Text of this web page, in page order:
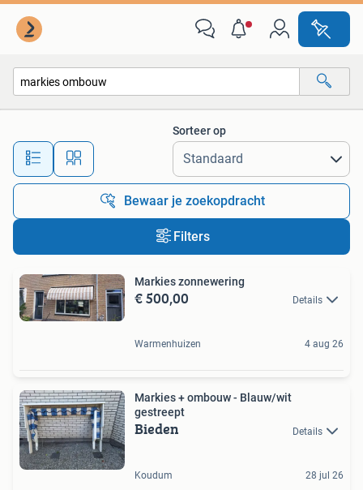
Alle afstanden…
Sorteer op
Bewaar je zoekopdracht
Filters
Markies zonnewering
€ 500,00 Details
Warmenhuizen 4 aug 26
Markies + ombouw - Blauw/wit
gestreept
Bieden Details
Koudum 28 jul 26